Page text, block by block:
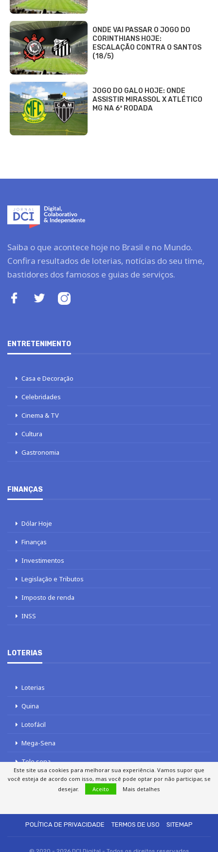
ONDE VAI PASSAR O JOGO DO
CORINTHIANS HOJE:
ESCALAÇÃO CONTRA O SANTOS
(18/5)
JOGO DO GALO HOJE: ONDE
ASSISTIR MIRASSOL X ATLÉTICO
MG NA 6ª RODADA
Saiba o que acontece hoje no Brasil e no Mundo.
Confira resultados de loterias, notícias do seu time,
bastidores dos famosos e guias de serviços.
ENTRETENIMENTO
Casa e Decoração
Celebridades
Cinema & TV
Cultura
Gastronomia
FINANÇAS
Dólar Hoje
Finanças
Investimentos
Legislação e Tributos
Imposto de renda
INSS
LOTERIAS
Loterias
Quina
Lotofácil
Mega-Sena
Tele sena
POLÍTICA DE PRIVACIDADE
TERMOS DE USO SITEMAP
Este site usa cookies para melhorar sua experiência. Vamos supor que
você esteja de acordo com isso, mas você pode optar por não participar, se
desejar.
Aceito Mais detalhes